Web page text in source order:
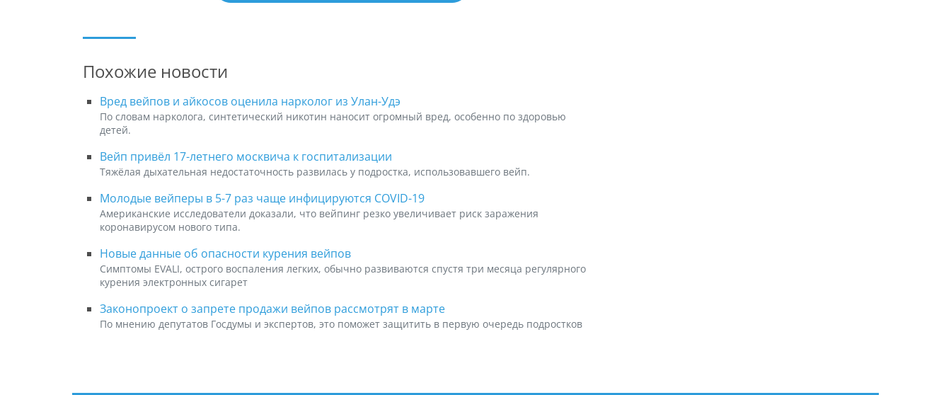
Похожие новости
Вред вейпов и айкосов оценила нарколог из Улан-Удэ
По словам нарколога, синтетический никотин наносит огромный вред, особенно по здоровью
детей.
Вейп привёл 17-летнего москвича к госпитализации
Тяжёлая дыхательная недостаточность развилась у подростка, использовавшего вейп.
Молодые вейперы в 5-7 раз чаще инфицируются COVID-19
Американские исследователи доказали, что вейпинг резко увеличивает риск заражения
коронавирусом нового типа.
Новые данные об опасности курения вейпов
Симптомы EVALI, острого воспаления легких, обычно развиваются спустя три месяца регулярного
курения электронных сигарет
Законопроект о запрете продажи вейпов рассмотрят в марте
По мнению депутатов Госдумы и экспертов, это поможет защитить в первую очередь подростков